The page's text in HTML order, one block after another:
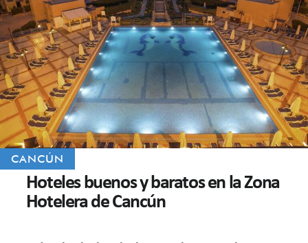
CANCÚN
Hoteles buenos y baratos en la Zona
Hotelera de Cancún